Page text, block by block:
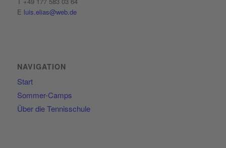
E luis.elias@web.de
NAVIGATION
Start
Sommer-Camps
Über die Tennisschule